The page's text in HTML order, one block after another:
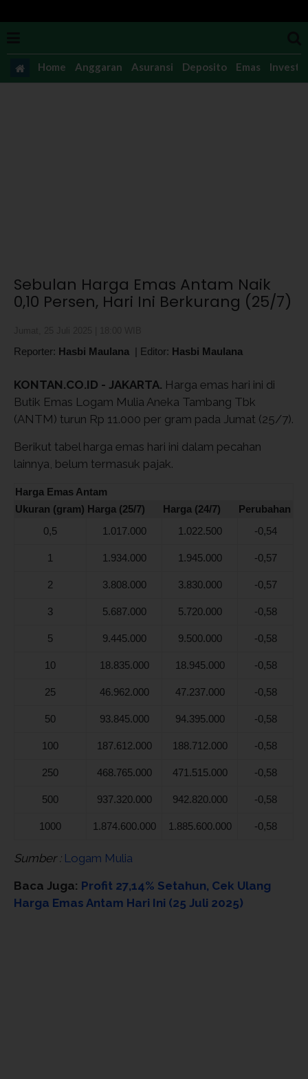
Home Anggaran Asuransi Deposito Emas
Sebulan Harga Emas Antam Naik
0,10 Persen, Hari Ini Berkurang (25/7)
Reporter: Hasbi Maulana | Editor: Hasbi Maulana
KONTAN.CO.ID - JAKARTA. Harga emas hari ini di
Butik Emas Logam Mulia Aneka Tambang Tbk
(ANTM) turun Rp 11.000 per gram pada Jumat (25/7).
Berikut tabel harga emas hari ini dalam pecahan
lainnya, belum termasuk pajak.
Harga Emas Antam
Ukuran (gram) Harga (25/7) Harga (24/7)
Perubahan
0,5
1.017.000 1.022.500 -0,54
1 1.934.000 1.945.000 -0,57
2 3.808.000 3.830.000 -0,57
3 5.687.000 5.720.000 -0,58
5 9.445.000 9.500.000 -0,58
10 18.835.000 18.945.000 -0,58
25 46.962.000 47.237.000 -0,58
50 93.845.000 94.395.000 -0,58
100 187.612.000 188.712.000 -0,58
250 468.765.000 471.515.000 -0,58
500 937.320.000 942.820.000 -0,58
1000 1.874.600.000 1.885.600.000 -0,58
Sumber : Logam Mulia
Baca Juga: Profit 27,14% Setahun, Cek Ulang
Harga Emas Antam Hari Ini (25 Juli 2025)